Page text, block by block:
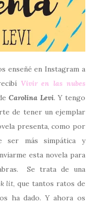
enseñé en Instagram a
Vivir en las nubes
Carolina Levi. Y tengo
de tener un ejemplar
presenta, como por
ser más simpática y
esta novela para
Se trata de una
lit, que tantos ratos de
ha dado. Y ahora os